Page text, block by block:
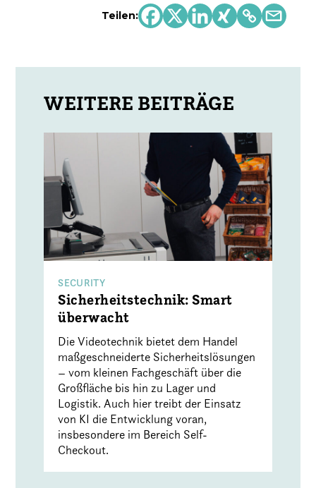
Teilen:
SECURITY
Sicherheitstechnik: Smart
überwacht
Die Videotechnik bietet dem Handel
maßgeschneiderte Sicherheitslösungen
– vom kleinen Fachgeschäft über die
Großfläche bis hin zu Lager und
Logistik. Auch hier treibt der Einsatz
von KI die Entwicklung voran,
insbesondere im Bereich Self-
Checkout.